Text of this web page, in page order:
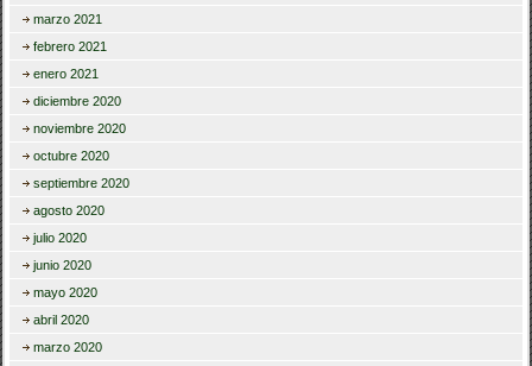
marzo 2021
febrero 2021
enero 2021
diciembre 2020
noviembre 2020
octubre 2020
septiembre 2020
agosto 2020
julio 2020
junio 2020
mayo 2020
abril 2020
marzo 2020